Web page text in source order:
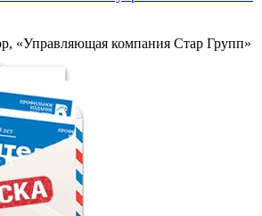
«Управляющая компания Стар Групп»